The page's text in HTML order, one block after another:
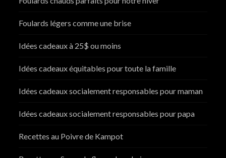
Foulards légers comme une brise
Idées cadeaux à 25$ ou moins
Idées cadeaux équitables pour toute la famille
Idées cadeaux socialement responsables pour maman
Idées cadeaux socialement responsables pour papa
Recettes au Poivre de Kampot